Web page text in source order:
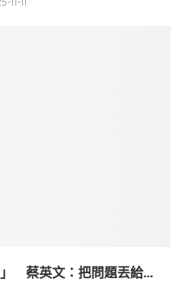
蔡英文：把問題丟給...